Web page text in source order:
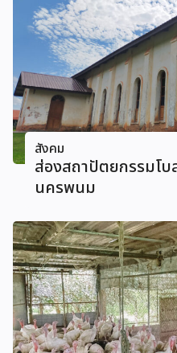
สังคม
ส่องสถาปัตยกรรมโ
นครพนม